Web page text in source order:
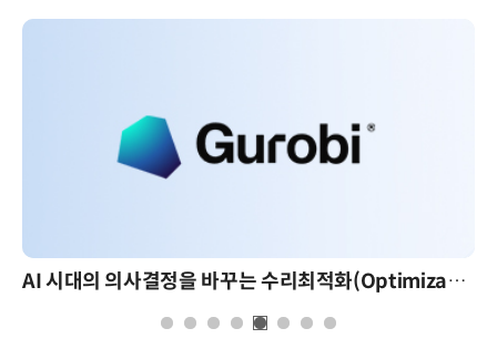
AI 시대의 의사결정을 바꾸는 수리최적화(Optimization): 실제 산업 적용 사례와 활용 전략